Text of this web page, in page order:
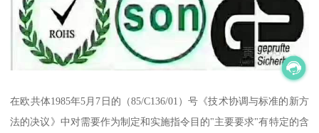
在欧共体1985年5月7日的（85/C136/01）号《技术协调与标准的新方
法的决议》中对需要作为制定和实施指令目的"主要要求"有特定的含